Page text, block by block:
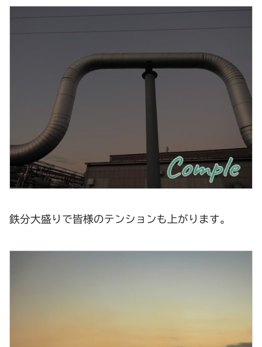
鉄分大盛りで皆様のテンションも上がります。